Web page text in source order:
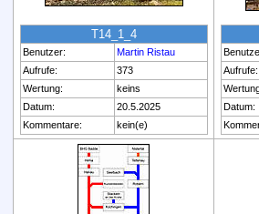
T14_1_4
Benutzer:
Martin Ristau
Aufrufe:
373
Wertung:
keins
Datum:
20.5.2025
Kommentare:
kein(e)
Aufrufe:
Datum: